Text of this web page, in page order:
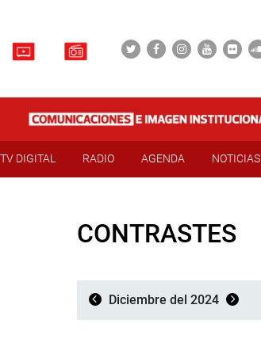
TV DIGITAL RADIO AGENDA NOTICIAS
CONTRASTES
Diciembre del 2024